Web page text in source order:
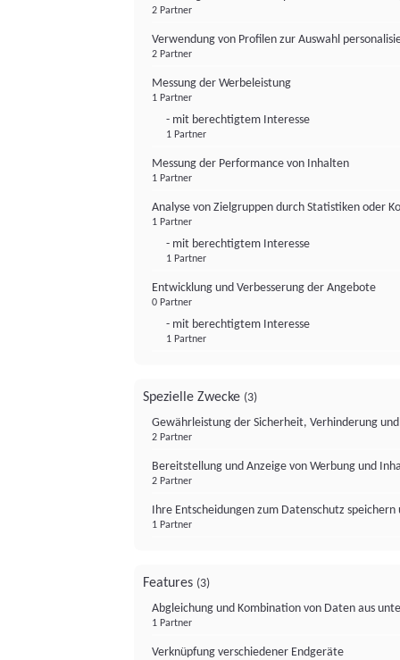
2 Partner
Verwendung von Profilen zur Auswahl
2 Partner
Messung der Werbeleistung
1 Partner
- mit berechtigtem Interesse
1 Partner
Messung der Performance von Inhalten
1 Partner
Analyse von Zielgruppen durch Statistiken oder
1 Partner
- mit berechtigtem Interesse
1 Partner
Entwicklung und Verbesserung der Angebote
0 Partner
- mit berechtigtem Interesse
1 Partner
Spezielle Zwecke (3)
Gewährleistung der Sicherheit, Verhinderung
2 Partner
Bereitstellung und Anzeige von Werbung und
2 Partner
Ihre Entscheidungen zum Datenschutz
1 Partner
Features (3)
Abgleichung und Kombination von Daten aus
1 Partner
Verknüpfung verschiedener Endgeräte